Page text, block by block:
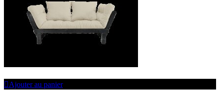
Ajouter au panier